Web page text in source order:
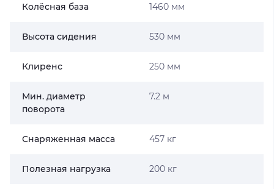
Колёсная база 1460 мм
Высота сидения 530 мм
Клиренс 250 мм
Мин. диаметр
поворота
7.2 м
Снаряженная масса 457 кг
Полезная нагрузка 200 кг